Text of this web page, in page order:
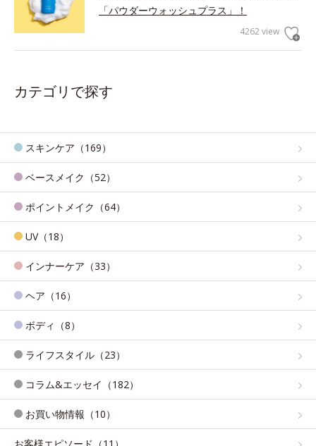
「パウダーウォッシュプラス」！
4262 view
カテゴリで探す
スキンケア（169）
ベースメイク（52）
ポイントメイク（64）
UV（18）
インナーケア（33）
ヘア（16）
ボディ（8）
ライフスタイル（23）
コラム&エッセイ（182）
お買い物情報（10）